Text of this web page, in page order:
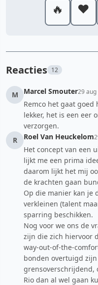
🔥 ❤️
Reacties 12
M Marcel Smouter29
Remco het gaat
lekker, het is een eer
verzorgen.
R
Roel Van Heuckelom
Het concept van een
lijkt me een prima
daarom lijkt het mij
de krachten gaan
Op die manier kan je
verkleinen (talent
sparring beschikken.
Nog voor we ons de
zijn die zich hiervoor
way-out-of-the-
bonden overtuigd
grensoverschrijdend,
Rio dan al wel gaan